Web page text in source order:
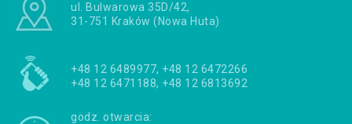
ul. Bulwarowa 35D/42,
31-751 Kraków (Nowa Huta)
+48 12 6489977, +48 12 6472266
+48 12 6471188, +48 12 6813692
godz. otwarcia: